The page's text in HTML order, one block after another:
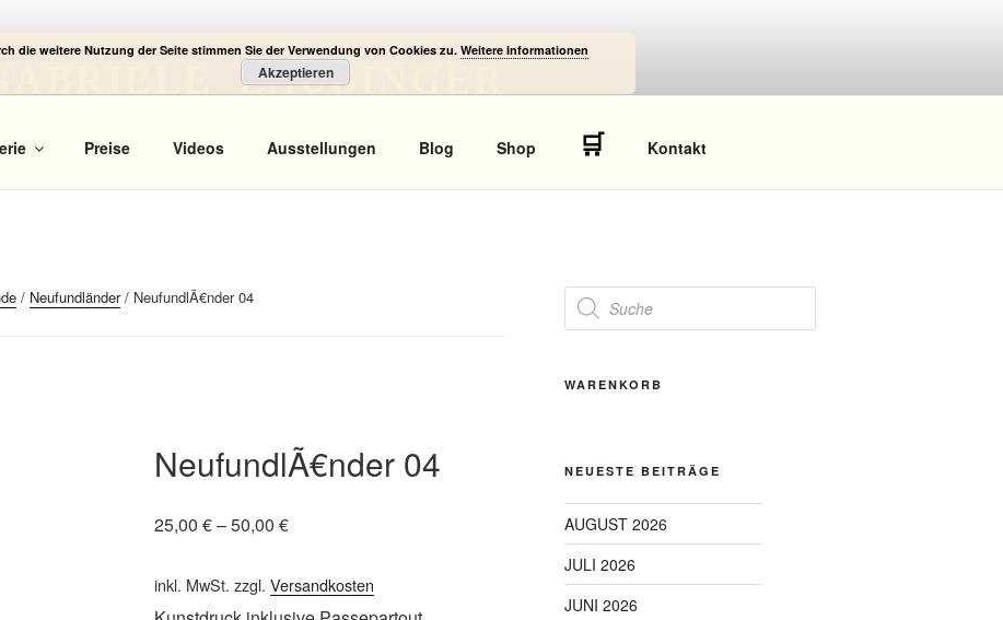
GABRIELE LAUBINGER
Preise Videos Ausstellungen Blog Shop 🛒 Kontakt
/ Neufundländer/ NeufundlÃ€nder 04
NeufundlÃ€nder 04
25,00 €–50,00 €
inkl. MwSt. zzgl. Versandkosten
Products
search
WARENKORB
NEUESTE BEITRÄGE
AUGUST 2026
JULI 2026
JUNI 2026
die weitere Nutzung der Seite stimmen Sie der Verwendung von Cookies zu. Weitere Informationen
Akzeptieren